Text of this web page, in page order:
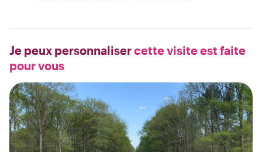
Je peux personnalisercette visite est faite
pour vous